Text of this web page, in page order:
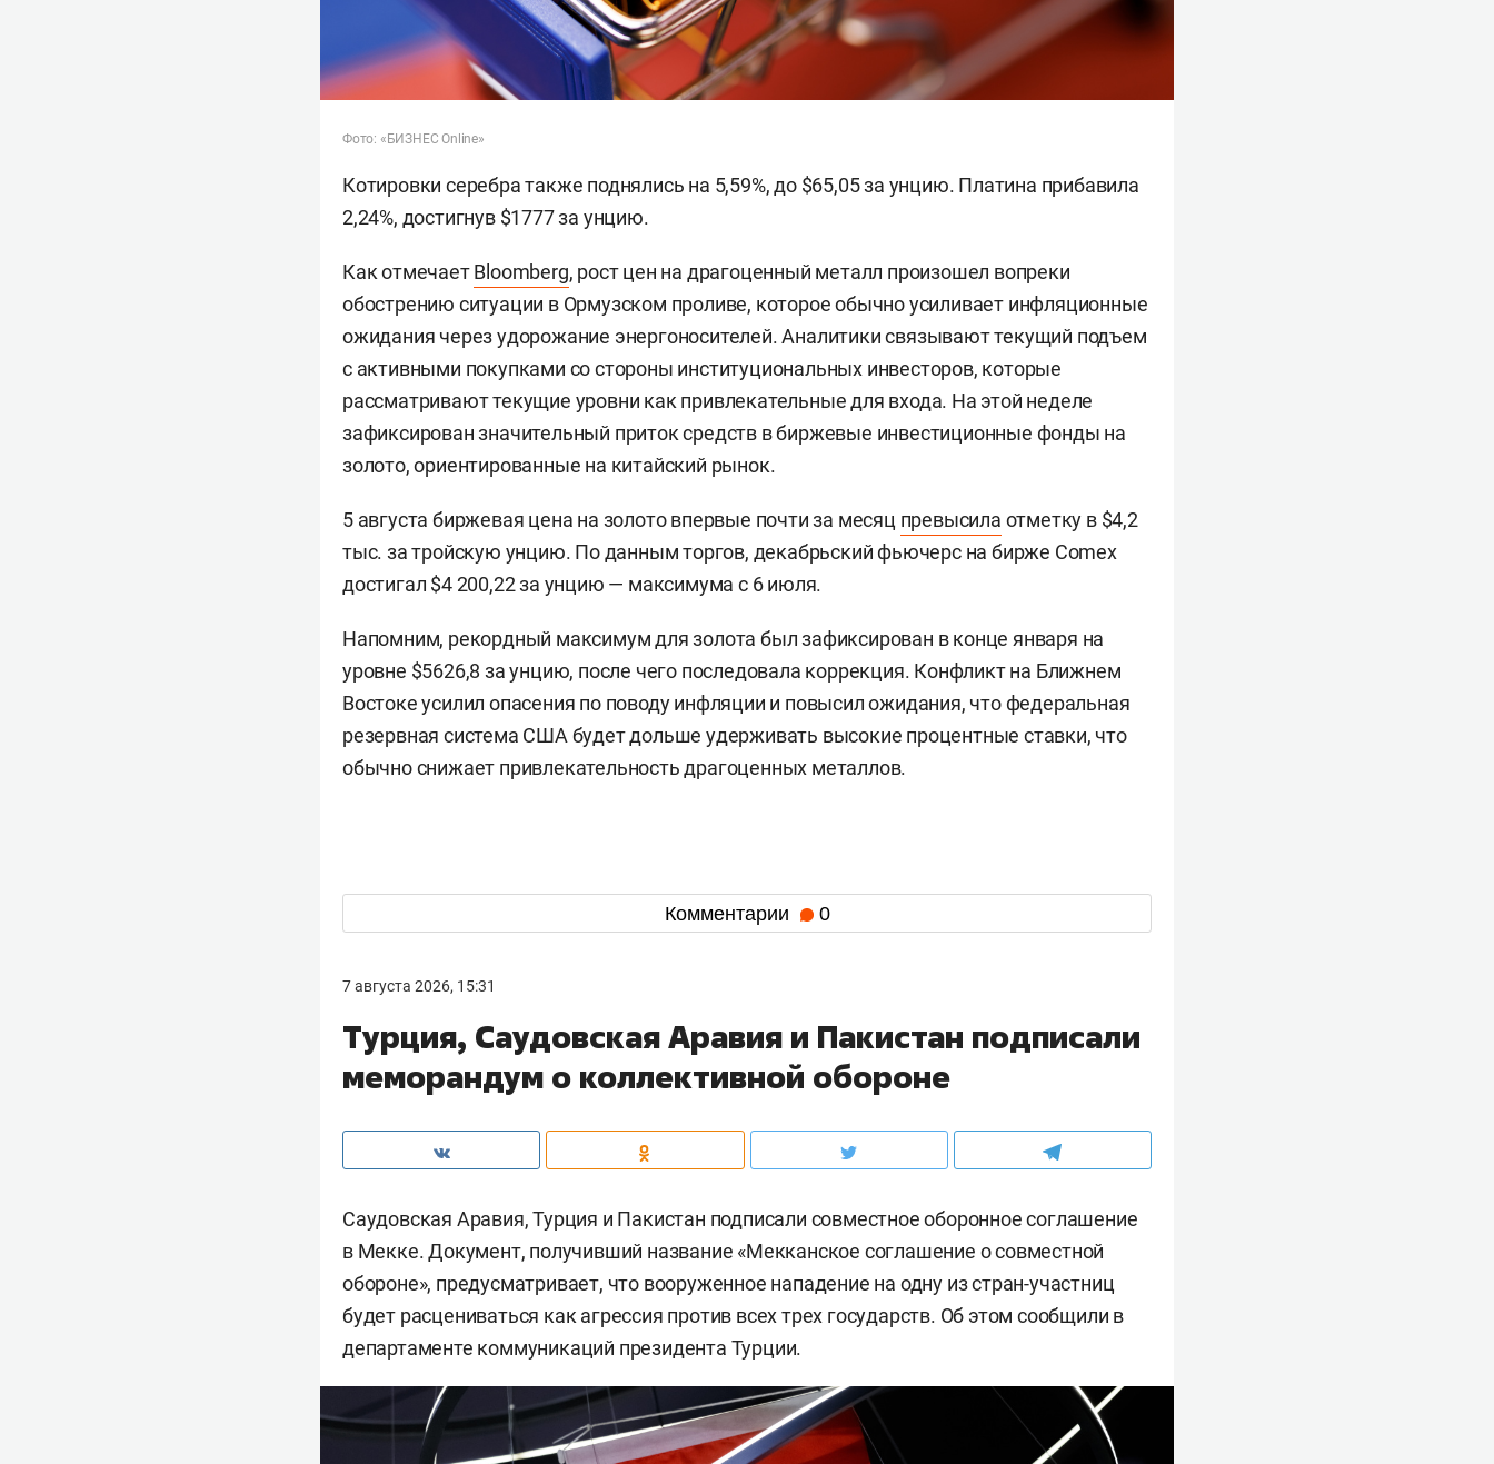
Фото: «БИЗНЕС Online»
Котировки серебра также поднялись на 5,59%, до $65,05 за унцию. Платина прибавила
2,24%, достигнув $1777 за унцию.
Как отмечаетBloomberg, рост цен на драгоценный металл произошел вопреки
обострению ситуации в Ормузском проливе, которое обычно усиливает инфляционные
ожидания через удорожание энергоносителей. Аналитики связывают текущий подъем
с активными покупками со стороны институциональных инвесторов, которые
рассматривают текущие уровни как привлекательные для входа. На этой неделе
зафиксирован значительный приток средств в биржевые инвестиционные фонды на
золото, ориентированные на китайский рынок.
5 августа биржевая цена на золото впервые почти за месяц превысила отметку в $4,2
тыс. за тройскую унцию. По данным торгов, декабрьский фьючерс на бирже Comex
достигал $4 200,22 за унцию — максимума с 6 июля.
Напомним, рекордный максимум для золота был зафиксирован в конце января на
уровне $5626,8 за унцию, после чего последовала коррекция. Конфликт на Ближнем
Востоке усилил опасения по поводу инфляции и повысил ожидания, что федеральная
резервная система США будет дольше удерживать высокие процентные ставки, что
обычно снижает привлекательность драгоценных металлов.
Комментарии 0
7 августа 2026, 15:31
Турция, Саудовская Аравия и Пакистан подписали
меморандум о коллективной обороне
Саудовская Аравия, Турция и Пакистан подписали совместное оборонное соглашение
в Мекке. Документ, получивший название «Мекканское соглашение о совместной
обороне», предусматривает, что вооруженное нападение на одну из стран-участниц
будет расцениваться как агрессия против всех трех государств. Об этом сообщили в
департаменте коммуникаций президента Турции.